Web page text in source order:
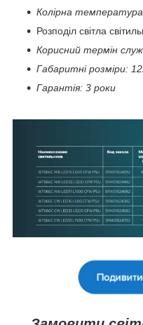
Колірна
Розподіл світла
Корисний термін
Габаритні розміри:
Гарантія: 3 роки